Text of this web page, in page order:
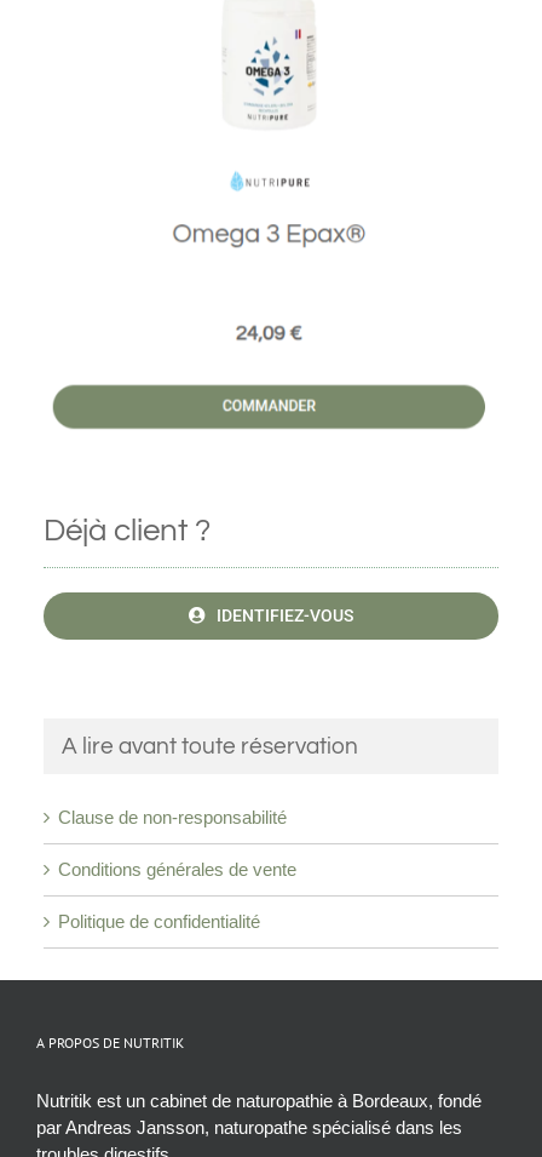
Déjà client ?
IDENTIFIEZ-VOUS
A lire avant toute réservation
Clause de non-responsabilité
Conditions générales de vente
Politique de confidentialité
A PROPOS DE NUTRITIK
Nutritik est un cabinet de naturopathie à Bordeaux, fondé
par Andreas Jansson, naturopathe spécialisé dans les